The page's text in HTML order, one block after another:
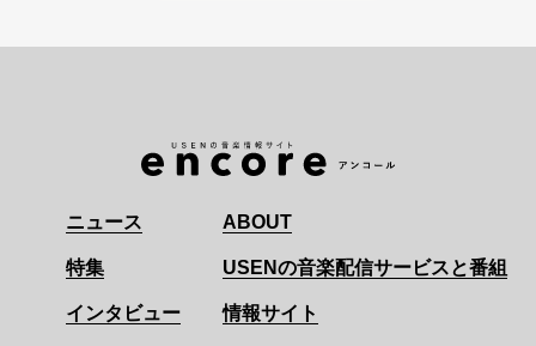
ニュース
特集
インタビュー
ABOUT
USENの音楽配信サービスと番組
情報サイト